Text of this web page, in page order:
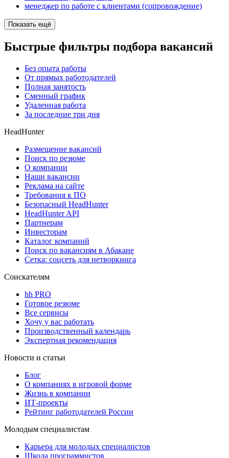
менеджер по работе с клиентами (сопровождение)
Показать ещё
Быстрые фильтры подбора вакансий
Без опыта работы
От прямых работодателей
Полная занятость
Сменный график
Удаленная работа
За последние три дня
HeadHunter
Размещение вакансий
Поиск по резюме
О компании
Наши вакансии
Реклама на сайте
Требования к ПО
Безопасный HeadHunter
HeadHunter API
Партнерам
Инвесторам
Каталог компаний
Поиск по вакансиям в Абакане
Сетка: соцсеть для нетворкинга
Соискателям
hh PRO
Готовое резюме
Все сервисы
Хочу у вас работать
Производственный календарь
Экспертная рекомендация
Новости и статьи
Блог
О компаниях в игровой форме
Жизнь в компании
ИТ-проекты
Рейтинг работодателей России
Молодым специалистам
Карьера для молодых специалистов
Школа программистов